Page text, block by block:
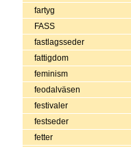
fartyg
FASS
fastlagsseder
fattigdom
feminism
feodalväsen
festivaler
festseder
fetter